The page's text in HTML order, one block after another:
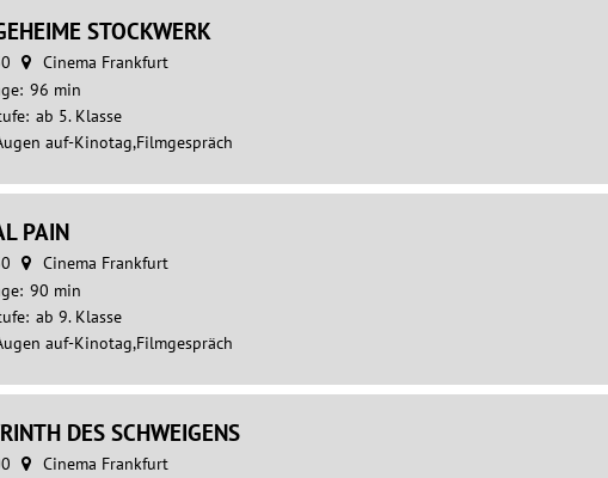
STOCKWERK
Cinema Frankfurt
96 min
ab 5. Klasse
auf-Kinotag,Filmgespräch
PAIN
Cinema Frankfurt
90 min
ab 9. Klasse
auf-Kinotag,Filmgespräch
DES SCHWEIGENS
Cinema Frankfurt